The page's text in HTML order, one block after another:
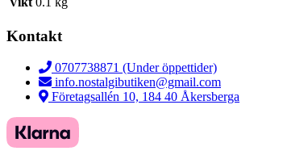
Kontakt
0707738871 (Under öppettider)
info.nostalgibutiken@gmail.com
Företagsallén 10, 184 40 Åkersberga